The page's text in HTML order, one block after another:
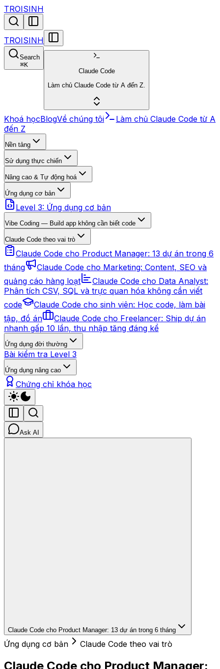
TROISINH
TROISINH
Search
⌘K
Claude Code
Làm chủ Claude Code từ A đến Z.
Khoá họcBlogVề chúng tôi
Làm chủ Claude Code từ A
đến Z
Nền tảng
Sử dụng thực chiến
Nâng cao & Tự động hoá
Ứng dụng cơ bản
Level 3: Ứng dụng cơ bản
Vibe Coding — Build app không cần biết code
Claude Code theo vai trò
Claude Code cho Product Manager: 13 dự án trong 6
tháng
Claude Code cho Marketing: Content, SEO và
quảng cáo hàng loạt
Claude Code cho Data Analyst:
Phân tích CSV, SQL và trực quan hóa không cần viết
code
Claude Code cho sinh viên: Học code, làm bài
tập, đồ án
Claude Code cho Freelancer: Ship dự án
nhanh gấp 10 lần, thu nhập tăng đáng kể
Ứng dụng đời thường
Bài kiểm tra Level 3
Ứng dụng nâng cao
Chứng chỉ khóa học
Ask AI
Claude Code cho Product Manager: 13 dự án trong 6 tháng
Ứng dụng cơ bản Claude Code theo vai trò
Claude Code cho Product Manager: